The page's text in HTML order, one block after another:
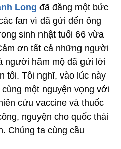
Long đã đăng một bức
fan vì đã gửi đến ông
sinh nhật tuổi 66 vừa
ơn tất cả những người
người hâm mộ đã gửi lời
tôi. Tôi nghĩ, vào lúc này
một nguyện vọng với
cứu vaccine và thuốc
nguyện cho quốc thái
Chúng ta cùng cầu